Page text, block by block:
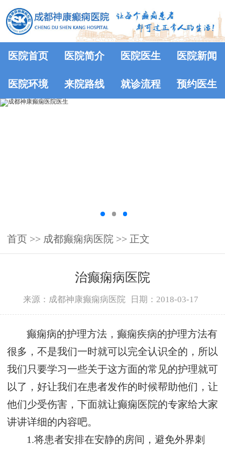
医院首页 医院简介 医院医生 医院新闻
医院环境 来院路线 就诊流程 预约医生
首页 >> 成都癫痫病医院 >> 正文
治癫痫病医院
来源：成都神康癫痫病医院 日期：2018-03-17
癫痫病的护理方法，癫痫疾病的护理方法有
很多，不是我们一时就可以完全认识全的，所以
我们只要学习一些关于这方面的常见的护理就可
以了，好让我们在患者发作的时候帮助他们，让
他们少受伤害，下面就让癫痫医院的专家给大家
讲讲详细的内容吧。
1.将患者安排在安静的房间，避免外界刺